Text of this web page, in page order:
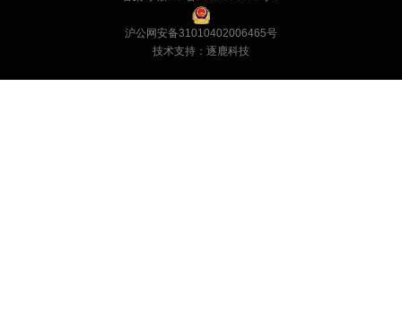
沪公网安备31010402006465号
技术支持：逐鹿科技